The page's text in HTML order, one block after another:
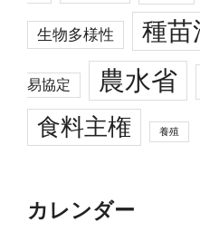
生物多様性 種苗
易協定 農水省
食料主権 養殖
カレンダー